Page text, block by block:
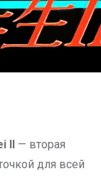
II — вторая
для всей